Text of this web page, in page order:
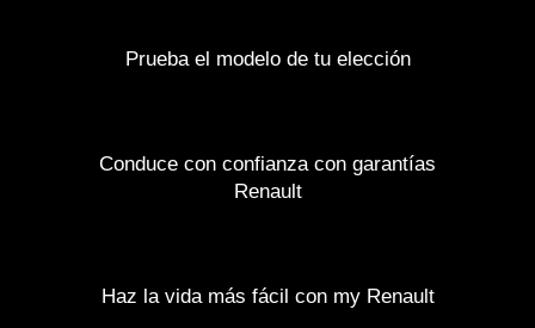
Prueba el modelo de tu elección
Conduce con confianza con garantías
Renault
Haz la vida más fácil con my Renault